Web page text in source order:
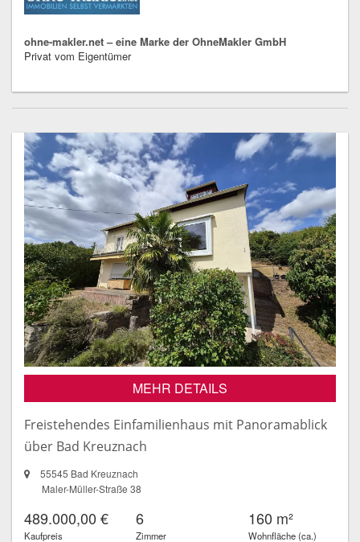
ohne-makler.net – eine Marke der OhneMakler GmbH
Privat vom Eigentümer
MEHR DETAILS
Freistehendes Einfamilienhaus mit Panoramablick
über Bad Kreuznach
55545 Bad Kreuznach
Maler-Müller-Straße 38
489.000,00 €
Kaufpreis
6
Zimmer
160 m²
Wohnfläche (ca.)